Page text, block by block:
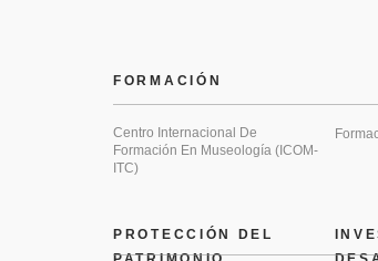
PROTECCIÓN DEL
FORMACIÓN
Centro Internacional De
Formación En Museología (ICOM-
ITC)